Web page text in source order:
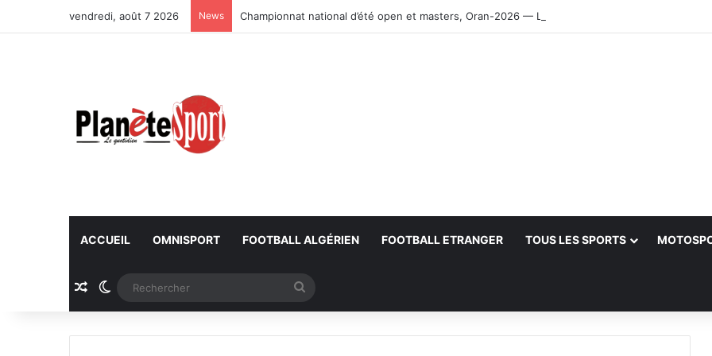
vendredi, août 7 2026 News Championnat national d’été open et masters, Oran-2026 — Le CRB s’adjuge le titre
ACCUEIL OMNISPORT FOOTBALL ALGÉRIEN FOOTBALL ETRANGER TOUS LES SPORTS
Article Aléatoire
Switch skin